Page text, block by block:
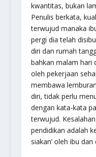
kwantitas, bukan
Penulis berkata,
terwujud manaka
pergi dia telah
diri dan rumah
bahkan malam hari
oleh pekerjaan
membawa
diri, tidak perlu
dengan kata-kata
terwujud.
pendidikan adalah
siakan’ oleh ibu